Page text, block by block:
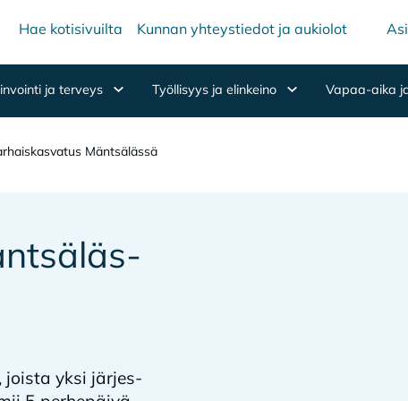
Hae kotisivuilta Kunnan yhteystiedot ja aukiolot
ja terveys Työllisyys ja elinkeino Vapaa-aika
Mäntsälässä
jois­ta yksi jär­jes­